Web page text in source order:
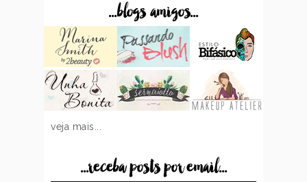
...blogs amigos...
veja mais...
...receba posts por email...